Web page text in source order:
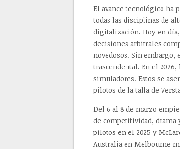
El avance tecnológico ha
todas las disciplinas de
digitalización. Hoy en
decisiones arbitrales
novedosos. Sin
trascendental. En el
simuladores. Estos se
pilotos de la talla de
Del 6 al 8 de marzo
de competitividad, drama
pilotos en el 2025 y
Australia en Melbourne